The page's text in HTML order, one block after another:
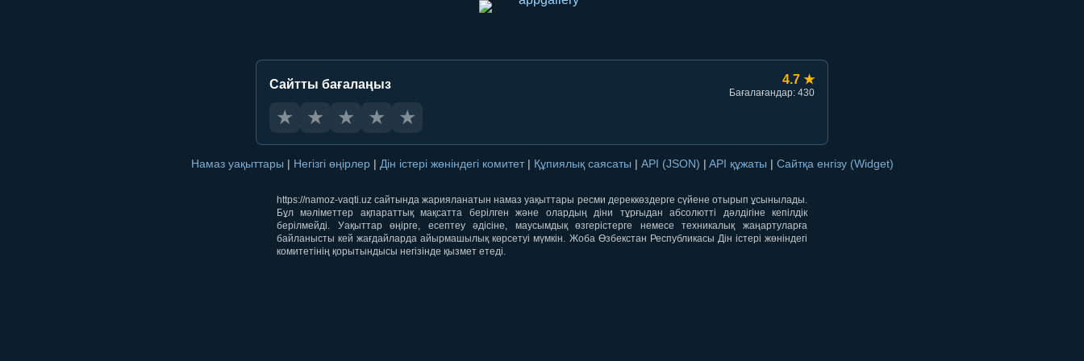
Сайтты бағалаңыз 4.7 ★
Бағалағандар: 430
★ ★ ★ ★ ★
Намаз уақыттары | Негізгі өңірлер | Дін істері жөніндегі комитет | Құпиялық саясаты | API (JSON) | API құжаты | Сайтқа енгізу (Widget)
https://namoz-vaqti.uz сайтында жарияланатын намаз уақыттары ресми дереккөздерге сүйене отырып ұсынылады.
Бұл мәліметтер ақпараттық мақсатта берілген және олардың діни тұрғыдан абсолютті дәлдігіне кепілдік
берілмейді. Уақыттар өңірге, есептеу әдісіне, маусымдық өзгерістерге немесе техникалық жаңартуларға
байланысты кей жағдайларда айырмашылық көрсетуі мүмкін. Жоба Өзбекстан Республикасы Дін істері жөніндегі
комитетінің қорытындысы негізінде қызмет етеді.